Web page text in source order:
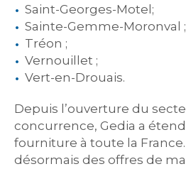
Saint-Georges-Motel;
Sainte-Gemme-Moronval ;
Tréon ;
Vernouillet ;
Vert-en-Drouais.
Depuis l’ouverture du
concurrence, Gedia a
fourniture à toute la
désormais des offres de